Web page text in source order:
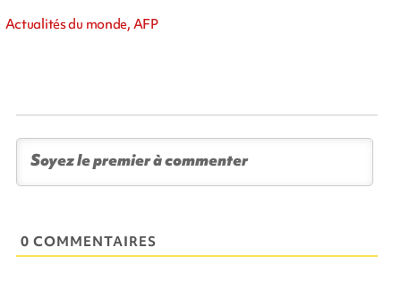
Actualités du monde, AFP
0 COMMENTAIRES